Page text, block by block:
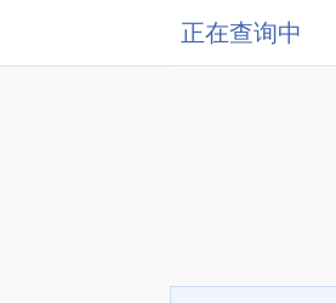
正在查询中